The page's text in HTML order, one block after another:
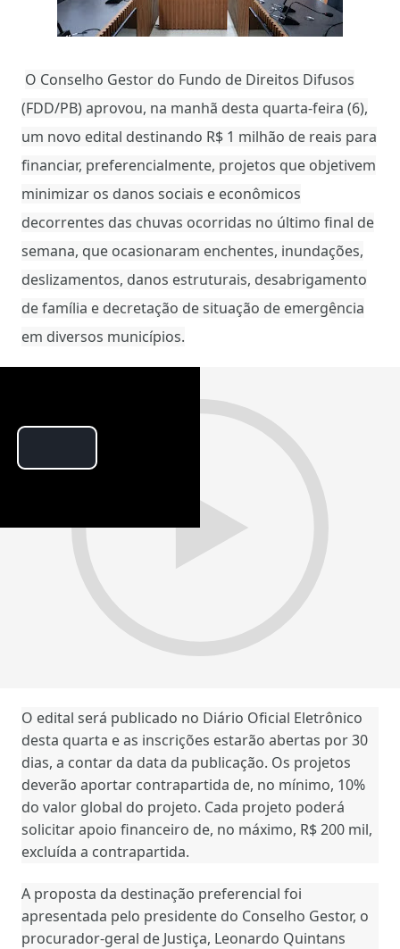
O Conselho Gestor do Fundo de Direitos Difusos
(FDD/PB) aprovou, na manhã desta quarta-feira (6),
um novo edital destinando R$ 1 milhão de reais para
financiar, preferencialmente, projetos que objetivem
minimizar os danos sociais e econômicos
decorrentes das chuvas ocorridas no último final de
semana, que ocasionaram enchentes, inundações,
deslizamentos, danos estruturais, desabrigamento
de família e decretação de situação de emergência
em diversos municípios.
P
d
e
o
O edital será publicado no Diário Oficial Eletrônico
desta quarta e as inscrições estarão abertas por 30
dias, a contar da data da publicação. Os projetos
deverão aportar contrapartida de, no mínimo, 10%
do valor global do projeto. Cada projeto poderá
solicitar apoio financeiro de, no máximo, R$ 200 mil,
excluída a contrapartida.
A proposta da destinação preferencial foi
apresentada pelo presidente do Conselho Gestor, o
procurador-geral de Justiça, Leonardo Quintans